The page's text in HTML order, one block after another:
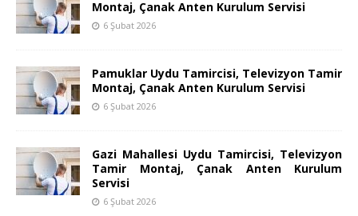
Montaj, Çanak Anten Kurulum Servisi
6 Şubat 2026
Pamuklar Uydu Tamircisi, Televizyon Tamir
Montaj, Çanak Anten Kurulum Servisi
6 Şubat 2026
Gazi Mahallesi Uydu Tamircisi, Televizyon
Tamir Montaj, Çanak Anten Kurulum
Servisi
6 Şubat 2026